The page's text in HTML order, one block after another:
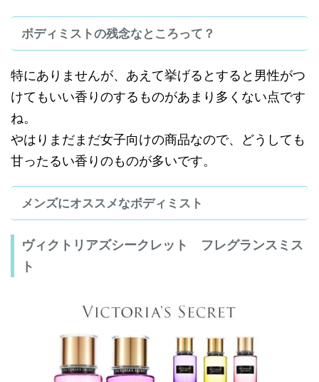
ボディミストの残念なところって？
特にありませんが、あえて挙げるとすると男性がつ
けてもいい香りのするものがあまり多くない点です
ね。
やはりまだまだ女子向けの商品なので、どうしても
甘ったるい香りのものが多いです。
メンズにオススメなボディミスト
ヴィクトリアズシークレット フレグランスミス
ト